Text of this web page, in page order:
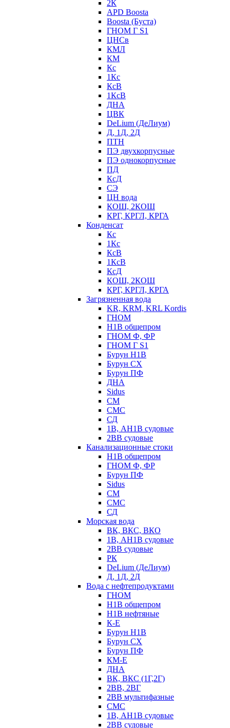
2К
APD Boosta
Boosta (Буста)
ГНОМ Г S1
ЦНСв
КМЛ
КМ
Кс
1Кс
КсВ
1КсВ
ДНА
ЦВК
DeLium (ДеЛиум)
Д, 1Д, 2Д
ПТН
ПЭ двухкорпусные
ПЭ однокорпусные
ПД
КсД
СЭ
ЦН вода
КОШ, 2КОШ
КРГ, КРГЛ, КРГА
Конденсат
Кс
1Кс
КсВ
1КсВ
КсД
КОШ, 2КОШ
КРГ, КРГЛ, КРГА
Загрязненная вода
KR, KRM, KRL Kordis
ГНОМ
Н1В общепром
ГНОМ Ф, ФР
ГНОМ Г S1
Бурун Н1В
Бурун СХ
Бурун ПФ
ДНА
Sidus
СМ
СМС
СД
1В, АН1В судовые
2ВВ судовые
Канализационные стоки
Н1В общепром
ГНОМ Ф, ФР
Бурун ПФ
Sidus
СМ
СМС
СД
Морская вода
ВК, ВКС, ВКО
1В, АН1В судовые
2ВВ судовые
РК
DeLium (ДеЛиум)
Д, 1Д, 2Д
Вода с нефтепродуктами
ГНОМ
Н1В общепром
Н1В нефтяные
К-Е
Бурун Н1В
Бурун СХ
Бурун ПФ
КМ-Е
ДНА
ВК, ВКС (1Г,2Г)
2ВВ, 2ВГ
2ВВ мультифазные
СМС
1В, АН1В судовые
2ВВ судовые